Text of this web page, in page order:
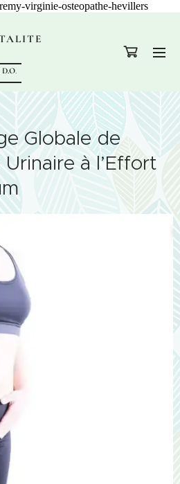
virginie-osteopathe-hevillers
.
Globale de
à l’Effort